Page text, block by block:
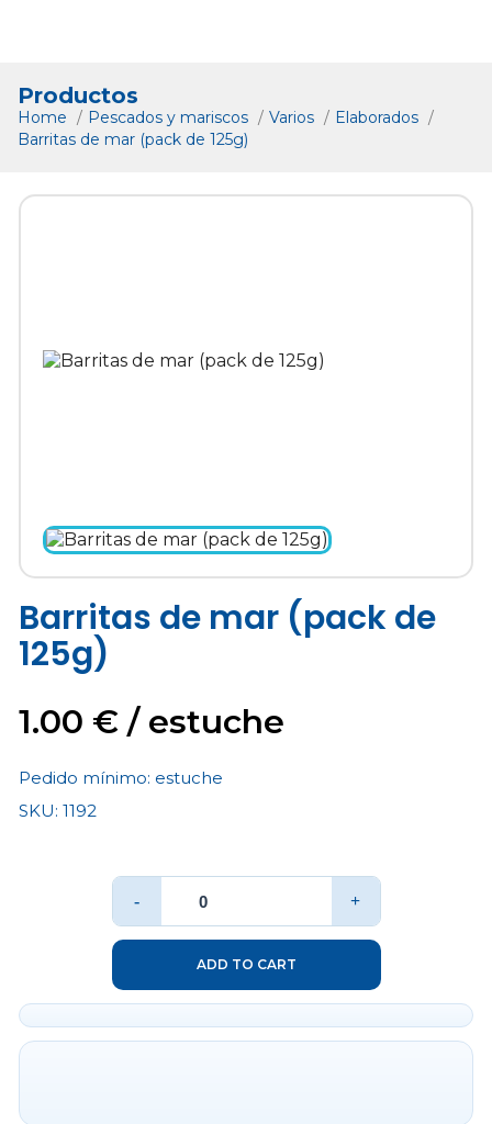
Productos
Home Pescados y mariscos Varios
Elaborados
Barritas de mar (pack de 125g)
Barritas de mar (pack de
125g)
1.00 € / estuche
Pedido mínimo: estuche
SKU: 1192
- +
ADD TO CART